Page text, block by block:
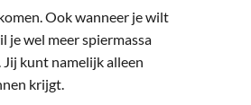
Ook wanneer je wilt
je wel meer spiermassa
kunt namelijk alleen
krijgt.